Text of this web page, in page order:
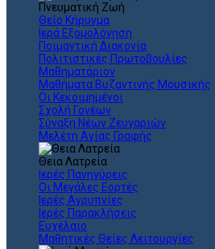
Πνευματική Ζωή
Θείο Κήρυγμα
Ιερά Εξομολόγηση
Ποιμαντική Διακονία
Πολιτιστικές Πρωτοβουλίες
Μαθηματάριον
Μαθήματα Βυζαντινής Μουσικής
Οι Κεκοιμημένοι
Σχολή Γονέων
Σύναξη Νέων Ζευγαριών
Μελέτη Αγίας Γραφής
Θεια Λατρεία
Ιερές Πανηγύρεις
Οι Μεγάλες Εορτές
Ιερές Αγρυπνίες
Ιερές Παρακλήσεις
Ευχέλαιο
Μαθητικές Θείες Λειτουργίες